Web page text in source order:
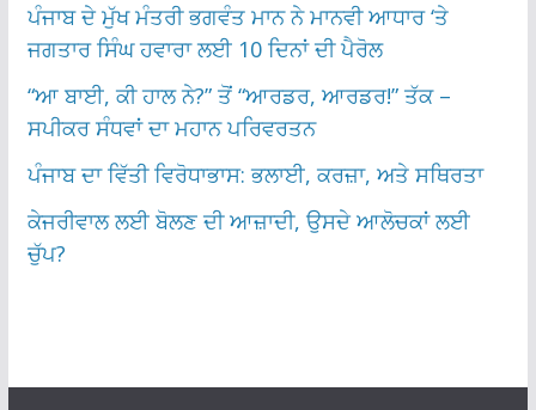
ਪੰਜਾਬ ਦੇ ਮੁੱਖ ਮੰਤਰੀ ਭਗਵੰਤ ਮਾਨ ਨੇ ਮਾਨਵੀ ਆਧਾਰ ‘ਤੇ
ਜਗਤਾਰ ਸਿੰਘ ਹਵਾਰਾ ਲਈ 10 ਦਿਨਾਂ ਦੀ ਪੈਰੋਲ
“ਆ ਬਾਈ, ਕੀ ਹਾਲ ਨੇ?” ਤੋਂ “ਆਰਡਰ, ਆਰਡਰ!” ਤੱਕ –
ਸਪੀਕਰ ਸੰਧਵਾਂ ਦਾ ਮਹਾਨ ਪਰਿਵਰਤਨ
ਪੰਜਾਬ ਦਾ ਵਿੱਤੀ ਵਿਰੋਧਾਭਾਸ: ਭਲਾਈ, ਕਰਜ਼ਾ, ਅਤੇ ਸਥਿਰਤਾ
ਕੇਜਰੀਵਾਲ ਲਈ ਬੋਲਣ ਦੀ ਆਜ਼ਾਦੀ, ਉਸਦੇ ਆਲੋਚਕਾਂ ਲਈ
ਚੁੱਪ?